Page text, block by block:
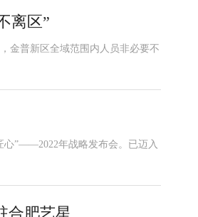
离区”
金普新区全域范围内人员非必要不
心”——2022年战略发布会。已迈入
合肥艺星